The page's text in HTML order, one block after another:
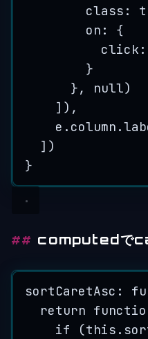
class:
on: {
click :
}
}, null)
]),
e . column .
])
}
computedで
sortCaretAsc:
return
if (this .